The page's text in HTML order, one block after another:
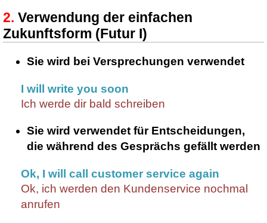
Verwendung der einfachen
Zukunftsform (Futur I)
Sie wird bei Versprechungen verwendet
I will write you soon
Ich werde dir bald schreiben
Sie wird verwendet für Entscheidungen,
die während des Gesprächs gefällt werden
Ok, I will call customer service again
Ok, ich werden den Kundenservice nochmal
anrufen